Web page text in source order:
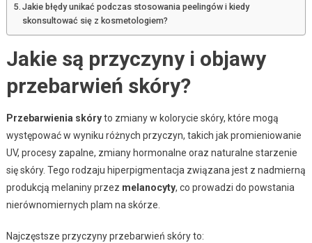
Jakie błędy unikać podczas stosowania peelingów i kiedy
skonsultować się z kosmetologiem?
Jakie są przyczyny i objawy
przebarwień skóry?
Przebarwienia skóryto zmiany w kolorycie skóry, które mogą
występować w wyniku różnych przyczyn, takich jak promieniowanie
UV, procesy zapalne, zmiany hormonalne oraz naturalne starzenie
się skóry. Tego rodzaju hiperpigmentacja związana jest z nadmierną
produkcją melaniny przez melanocyty, co prowadzi do powstania
nierównomiernych plam na skórze.
Najczęstsze przyczyny przebarwień skóry to: